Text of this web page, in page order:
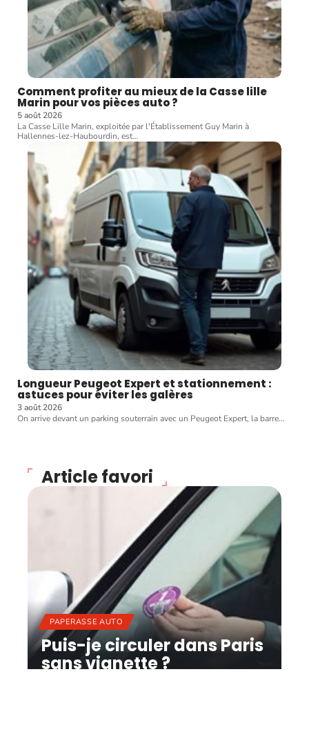
Comment profiter au mieux de la Casse lille
Marin pour vos pièces auto ?
5 août 2026
La Casse Lille Marin, exploitée par l'Établissement Guy Marin à
Hallennes-lez-Haubourdin, est…
Longueur Peugeot Expert et stationnement :
astuces pour éviter les galères
3 août 2026
On arrive devant un parking souterrain avec un Peugeot Expert, la barre…
Article favori
PAPERASSE AUTO
Puis-je circuler dans Paris
sans vignette ?